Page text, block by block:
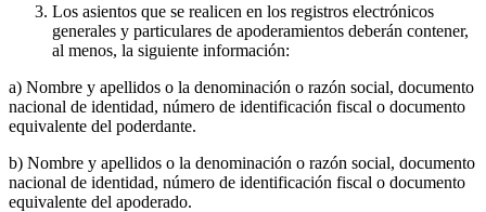
Los asientos que se realicen en los registros electrónicos
generales y particulares de apoderamientos deberán contener,
al menos, la siguiente información:
a) Nombre y apellidos o la denominación o razón social, documento
nacional de identidad, número de identificación fiscal o documento
equivalente del poderdante.
b) Nombre y apellidos o la denominación o razón social, documento
nacional de identidad, número de identificación fiscal o documento
equivalente del apoderado.